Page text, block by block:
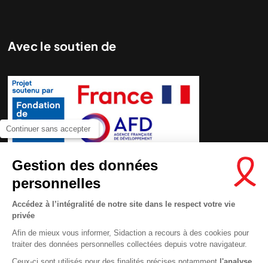
Continuer sans accepter
Gestion des données
personnelles
Accédez à l’intégralité de notre site dans le respect votre vie
privée
Afin de mieux vous informer, Sidaction a recours à des cookies pour
traiter des données personnelles collectées depuis votre navigateur.
Ceux-ci sont utilisés pour des finalités précises notamment l'analyse
Nous cherchons le contenu
Avec le soutien de